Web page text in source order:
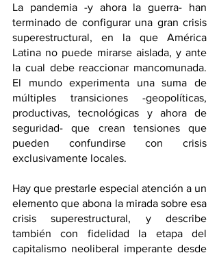
La pandemia -y ahora la guerra- han
terminado de configurar una gran crisis
superestructural, en la que América
Latina no puede mirarse aislada, y ante
la cual debe reaccionar mancomunada.
El mundo experimenta una suma de
múltiples transiciones -geopolíticas,
productivas, tecnológicas y ahora de
seguridad- que crean tensiones que
pueden confundirse con crisis
exclusivamente locales.
Hay que prestarle especial atención a un
elemento que abona la mirada sobre esa
crisis superestructural, y describe
también con fidelidad la etapa del
capitalismo neoliberal imperante desde